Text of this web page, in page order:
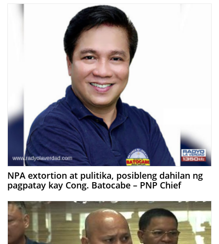
NPA extortion at pulitika, posibleng dahilan ng
pagpatay kay Cong. Batocabe – PNP Chief